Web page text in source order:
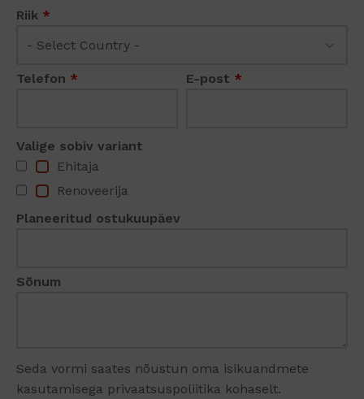
Riik *
Telefon * E-post *
Valige sobiv variant
Ehitaja
Renoveerija
Planeeritud ostukuupäev
Sõnum
Seda vormi saates nõustun oma isikuandmete
kasutamisega privaatsuspoliitika kohaselt.